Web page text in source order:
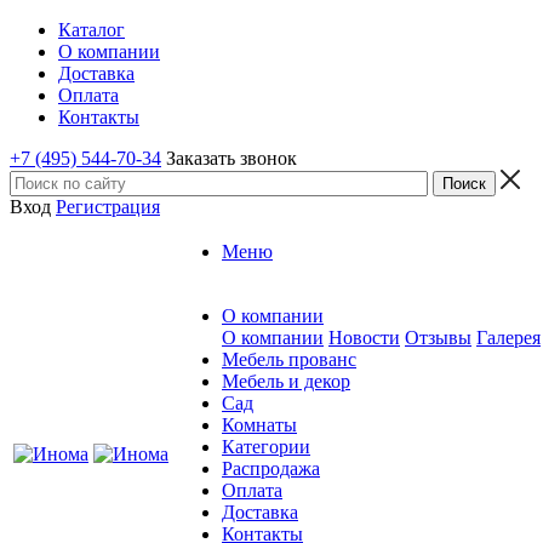
Каталог
О компании
Доставка
Оплата
Контакты
+7 (495) 544-70-34 Заказать звонок
Вход Регистрация
Меню
О компании
О компании Новости Отзывы Галерея
Мебель прованс
Мебель и декор
Сад
Комнаты
Категории
Распродажа
Оплата
Доставка
Контакты